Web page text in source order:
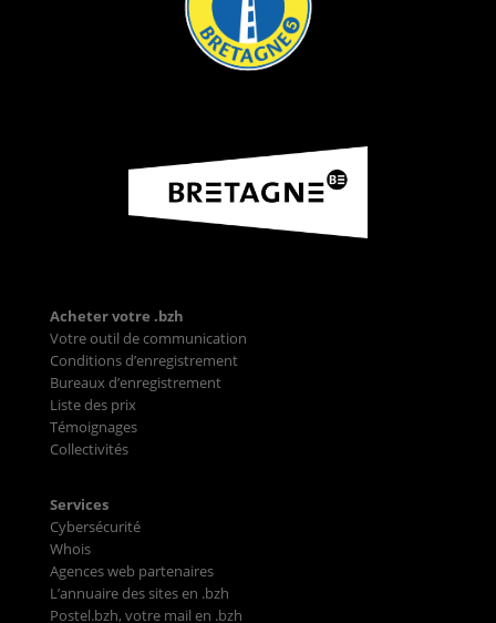
Acheter votre .bzh
Votre outil de communication
Conditions d’enregistrement
Bureaux d’enregistrement
Liste des prix
Témoignages
Collectivités
Services
Cybersécurité
Whois
Agences web partenaires
L’annuaire des sites en .bzh
Postel.bzh, votre mail en .bzh